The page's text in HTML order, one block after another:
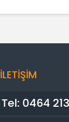
İLETİŞİM
Tel: 0464